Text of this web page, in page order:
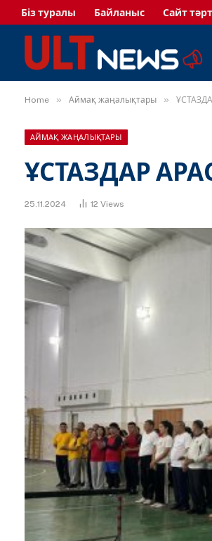
Біз туралы Байланыс Сайт
Home » Аймақ жаңалықтары »
АЙМАҚ ЖАҢАЛЫҚТАРЫ
ҰСТАЗДАР
25.11.2024 12 Views